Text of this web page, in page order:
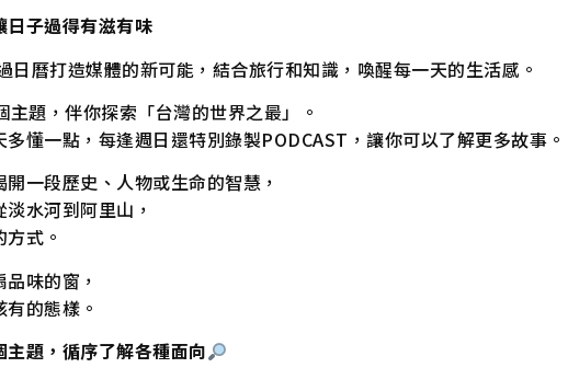
日子過得有滋有味
日曆打造媒體的新可能，結合旅行和知識，喚醒每一天的生活感。
主題，伴你探索「台灣的世界之最」。
懂一點，每逢週日還特別錄製PODCAST，讓你可以了解更多故事。
一段歷史、人物或生命的智慧，
水河到阿里山，
式。
味的窗，
的態樣。
題，循序了解各種面向